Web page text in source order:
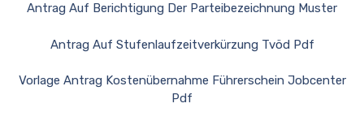
Antrag Auf Berichtigung Der Parteibezeichnung Muster
Antrag Auf Stufenlaufzeitverkürzung Tvöd Pdf
Vorlage Antrag Kostenübernahme Führerschein Jobcenter
Pdf